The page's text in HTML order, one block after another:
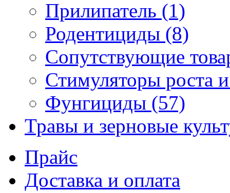
Прилипатель (1)
Родентициды (8)
Сопутствующие
Стимуляторы роста
Фунгициды (57)
Травы и зерновые
Прайс
Доставка и оплата